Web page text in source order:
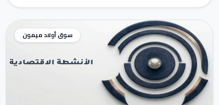
سوق أولاد ميمون